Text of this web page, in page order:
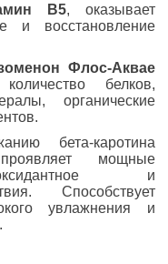
В5, оказывает
и восстановление
Флoс-Aквae
белков,
органические
бета-каротина
мощные
и
Способствует
увлажнения и